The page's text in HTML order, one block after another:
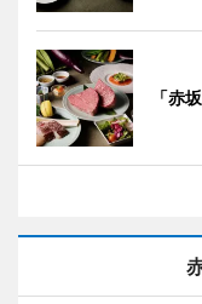
「赤